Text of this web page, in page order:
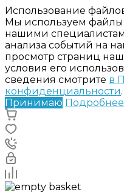
Использование
Мы используем файлы
нашими
анализа событий на
просмотр страниц
условия его
сведения смотрите в
конфиденциальности.
Принимаю Подробнее